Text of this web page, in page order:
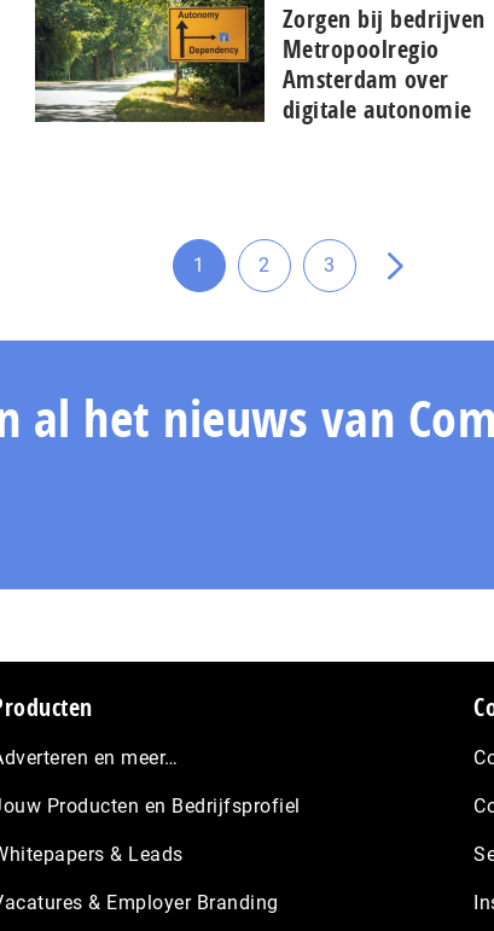
Zorgen bij bedrijven
Metropoolregio
Amsterdam over
digitale autonomie
Ga
pagina
1
Ga
pagina
2
Ga
pagina
3
Ga
de
al het nieuws van
en meer…
Producten en Bedrijfsprofiel
& Leads
& Employer Branding